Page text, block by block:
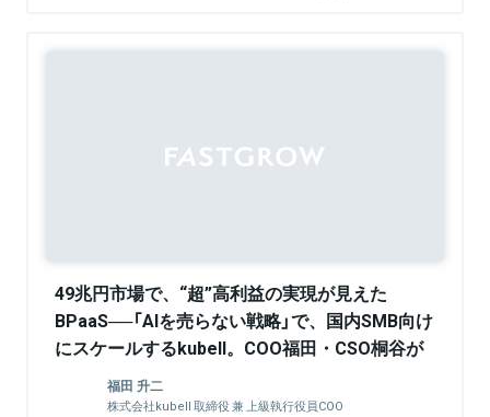
49兆円市場で、“超”高利益の実現が見えた
BPaaS──「AIを売らない戦略」で、国内SMB向け
にスケールするkubell。COO福田・CSO桐谷が
描く最新戦略に迫る
福田 升二
株式会社kubell 取締役 兼 上級執行役員COO